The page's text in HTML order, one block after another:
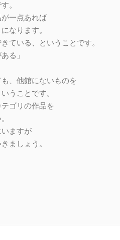
。
一点あれば
なります。
ている、ということです。
る」
、他館にないものを
うことです。
ゴリの作品を
ますが
ましょう。